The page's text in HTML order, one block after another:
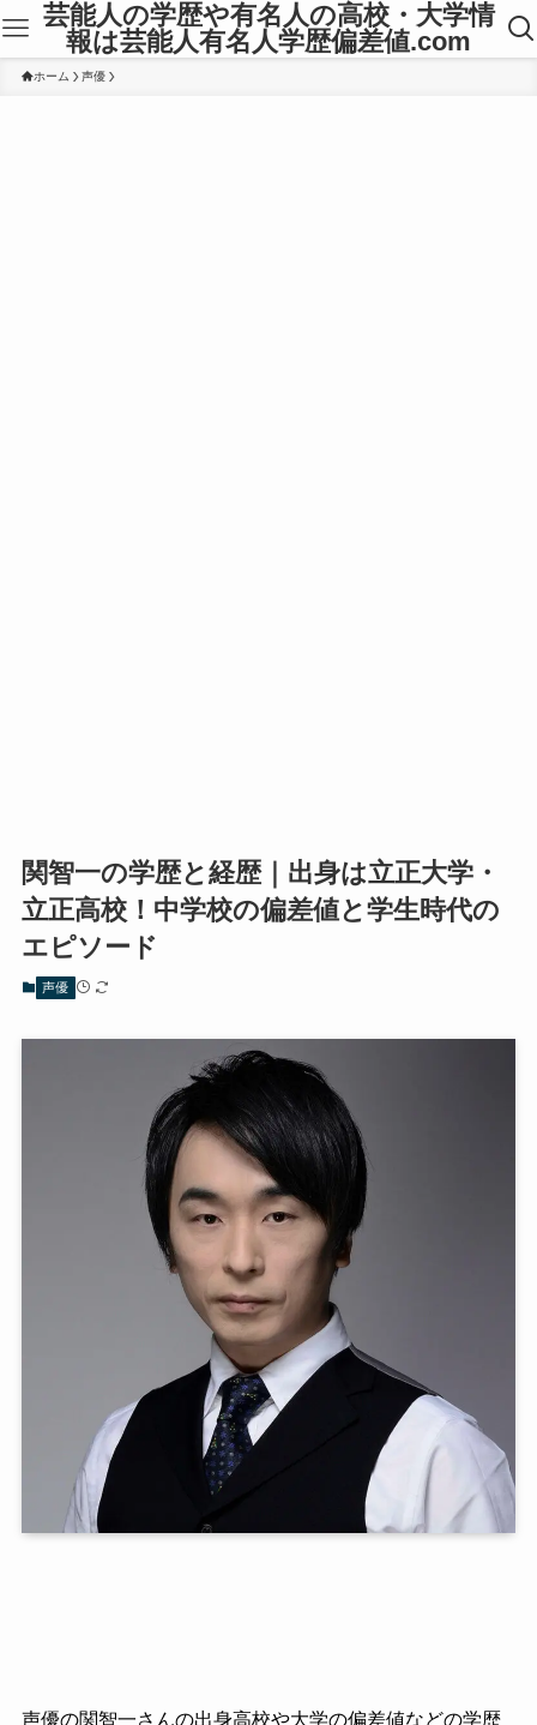
芸能人の学歴や有名人の高校・大学情
報は芸能人有名人学歴偏差値.com
ホーム 声優
関智一の学歴と経歴｜出身は立正大学・
立正高校！中学校の偏差値と学生時代の
エピソード
声優
声優の関智一さんの出身高校や大学の偏差値などの学歴